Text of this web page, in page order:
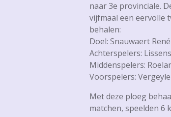
naar 3e provinciale.
vijfmaal een eervolle
behalen:
Doel: Snauwaert
Achterspelers:
Middenspelers:
Voorspelers:
Met deze ploeg
matchen, speelden 6